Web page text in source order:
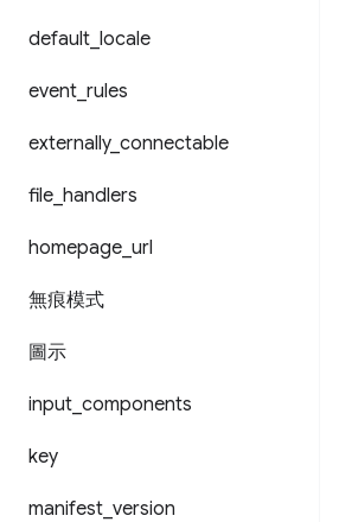
default locale
event rules
externally_ connectable
file handlers
homepage url
無痕模式
圖示
input components
key
manifest version